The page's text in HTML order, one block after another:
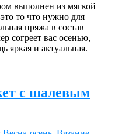
выполнен из мягкой
то что нужно для
пряжа в состав
согреет вас осенью,
яркая и актуальная.
с шалевым